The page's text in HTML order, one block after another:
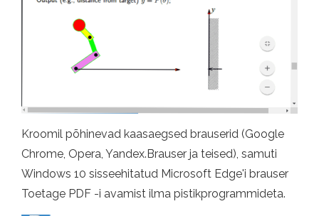
Kroomil põhinevad kaasaegsed brauserid (Google
Chrome, Opera, Yandex.Brauser ja teised), samuti
Windows 10 sisseehitatud Microsoft Edge'i brauser
Toetage PDF -i avamist ilma pistikprogrammideta.